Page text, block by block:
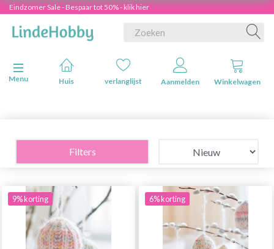
Eindzomer Sale - Bespaar tot 50% - klik hier
Navigatie in-/uitschakelen
Menu
Huis verlanglijst Aanmelden Winkelwagen
Filters
9% korting 6% korting